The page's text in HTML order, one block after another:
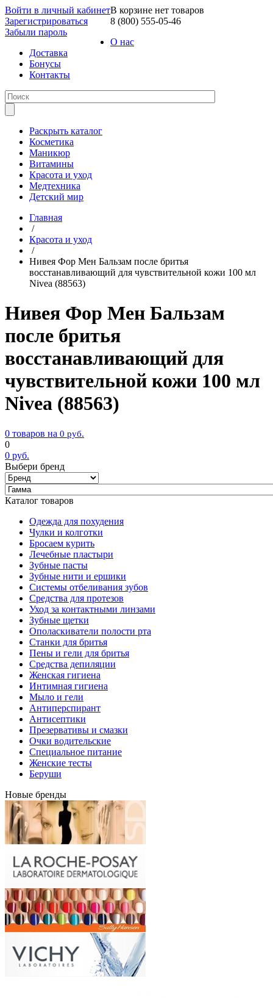
Войти в личный кабинет
Зарегистрироваться
Забыли пароль
В корзине нет товаров
8 (800) 555-05-46
О нас
Доставка
Бонусы
Контакты
Раскрыть каталог
Косметика
Маникюр
Витамины
Красота и уход
Медтехника
Детский мир
Главная
/
Красота и уход
/
Нивея Фор Мен Бальзам после бритья
восстанавливающий для чувствительной кожи 100 мл
Nivea (88563)
Нивея Фор Мен Бальзам
после бритья
восстанавливающий для
чувствительной кожи 100 мл
Nivea (88563)
0 товаров на 0 руб.
0
0 руб.
Выбери бренд
Каталог товаров
Одежда для похудения
Чулки и колготки
Бросаем курить
Лечебные пластыри
Зубные пасты
Зубные нити и ершики
Системы отбеливания зубов
Средства для протезов
Уход за контактными линзами
Зубные щетки
Ополаскиватели полости рта
Станки для бритья
Пены и гели для бритья
Средства депиляции
Женская гигиена
Интимная гигиена
Мыло и гели
Антиперспирант
Антисептики
Презервативы и смазки
Очки водительские
Специальное питание
Женские тесты
Беруши
Новые бренды